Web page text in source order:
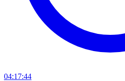
04:17:44